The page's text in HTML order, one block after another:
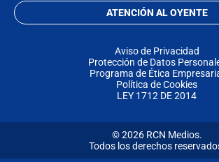
ATENCIÓN AL OYENTE
Aviso de Privacidad
Protección de Datos
Programa de Ética
Política de Cookies
LEY 1712 DE 2014
© 2026 RCN Medios.
Todos los derechos